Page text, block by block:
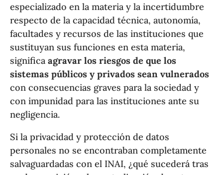
especializado en la materia y la incertidumbre
respecto de la capacidad técnica, autonomía,
facultades y recursos de las instituciones que
sustituyan sus funciones en esta materia,
significaagravar los riesgos de que los
sistemas públicos y privados sean vulnerados
con consecuencias graves para la sociedad y
con impunidad para las instituciones ante su
negligencia.
Si la privacidad y protección de datos
personales no se encontraban completamente
salvaguardadas con el INAI, ¿qué sucederá tras